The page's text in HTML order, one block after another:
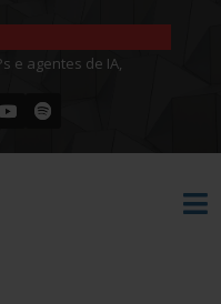
e agentes de IA,
